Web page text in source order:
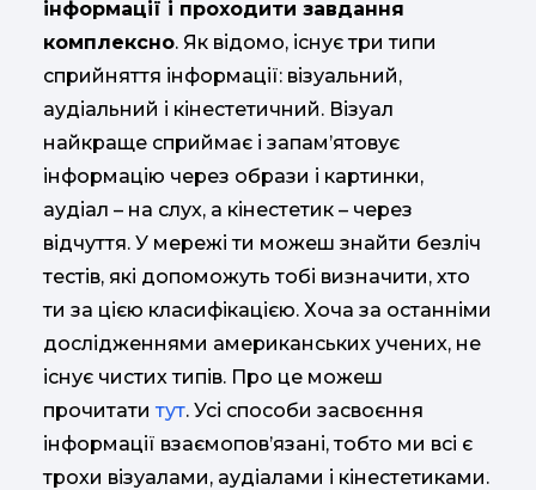
інформації і проходити завдання
комплексно. Як відомо, існує три типи
сприйняття інформації: візуальний,
аудіальний і кінестетичний. Візуал
найкраще сприймає і запам’ятовує
інформацію через образи і картинки,
аудіал – на слух, а кінестетик – через
відчуття. У мережі ти можеш знайти безліч
тестів, які допоможуть тобі визначити, хто
ти за цією класифікацією. Хоча за останніми
дослідженнями американських учених, не
існує чистих типів. Про це можеш
прочитати тут. Усі способи засвоєння
інформації взаємопов’язані, тобто ми всі є
трохи візуалами, аудіалами і кінестетиками.